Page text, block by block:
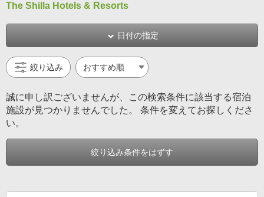
The Shilla Hotels & Resorts
日付の指定
絞り込み
誠に申し訳ございませんが、この検索条件に該当する宿泊
施設が見つかりませんでした。 条件を変えてお探しくださ
い。
絞り込み条件をはずす